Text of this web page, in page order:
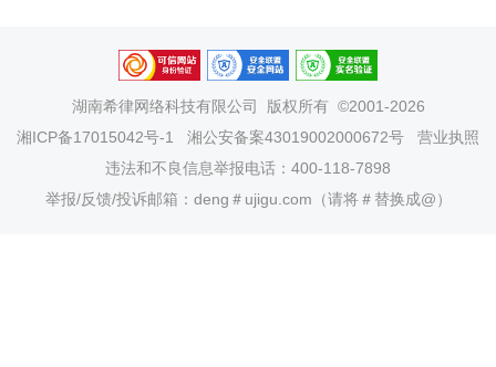
湖南希律网络科技有限公司
版权所有 ©2001-2026
湘ICP备17015042号-1
湘公安备案43019002000672号
营业执照
违法和不良信息举报电话：400-118-7898
举报/反馈/投诉邮箱：deng＃ujigu.com（请将＃替换成@）